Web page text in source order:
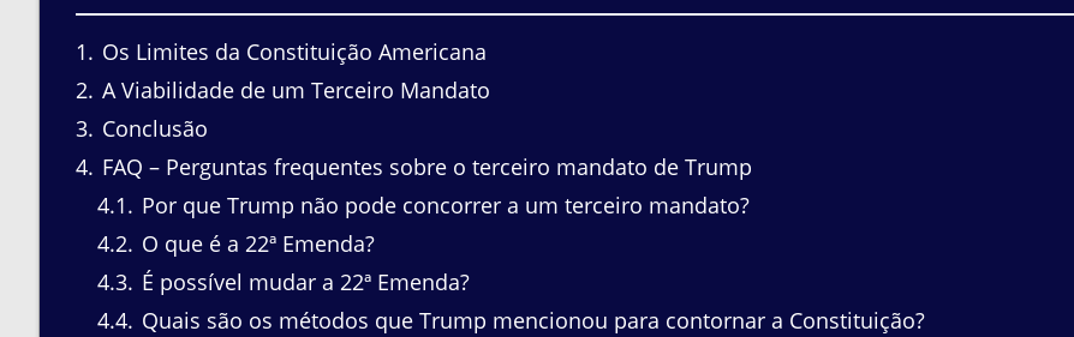
1
Os Limites da Constituição Americana
2 A Viabilidade de um Terceiro Mandato
3 Conclusão
4 FAQ – Perguntas frequentes sobre o terceiro mandato de Trump
4.1
Por que Trump não pode concorrer a um terceiro mandato?
4.2 O que é a 22ª Emenda?
4.3 É possível mudar a 22ª Emenda?
4.4 Quais são os métodos que Trump mencionou para contornar a Constituição?